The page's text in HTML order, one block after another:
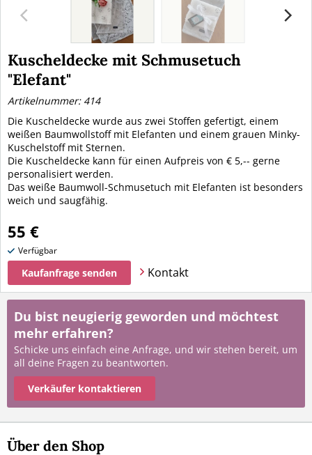
Kuscheldecke mit Schmusetuch
"Elefant"
Artikelnummer: 414
Die Kuscheldecke wurde aus zwei Stoffen gefertigt, einem
weißen Baumwollstoff mit Elefanten und einem grauen Minky-
Kuschelstoff mit Sternen.
Die Kuscheldecke kann für einen Aufpreis von € 5,-- gerne
personalisiert werden.
Das weiße Baumwoll-Schmusetuch mit Elefanten ist besonders
weich und saugfähig.
55 €
Verfügbar
Kaufanfrage senden Kontakt
Du bist neugierig geworden und möchtest
mehr erfahren?
Schicke uns einfach eine Anfrage, und wir stehen bereit, um
all deine Fragen zu beantworten.
Verkäufer kontaktieren
Über den Shop